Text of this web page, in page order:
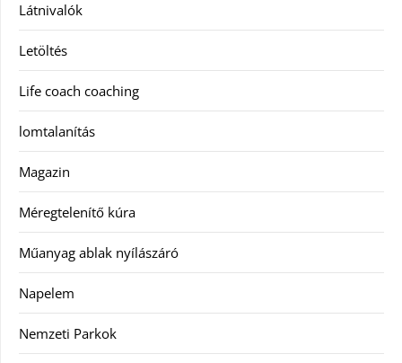
Látnivalók
Letöltés
Life coach coaching
lomtalanítás
Magazin
Méregtelenítő kúra
Műanyag ablak nyílászáró
Napelem
Nemzeti Parkok